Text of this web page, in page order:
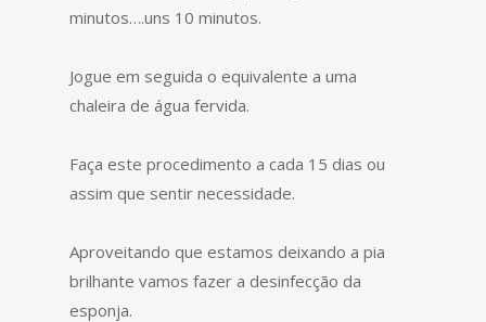
minutos….uns 10 minutos.
Jogue em seguida o equivalente a uma
chaleira de água fervida.
Faça este procedimento a cada 15 dias ou
assim que sentir necessidade.
Aproveitando que estamos deixando a pia
brilhante vamos fazer a desinfecção da
esponja.